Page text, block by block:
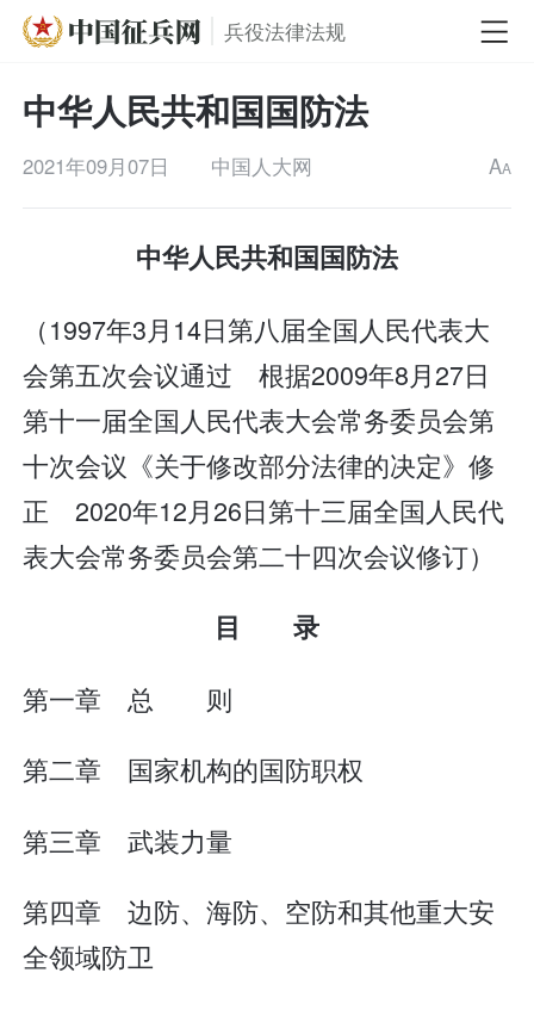
兵役法律法规
中华人民共和国国防法
2021年09月07日 中国人大网 AA
中华人民共和国国防法
（1997年3月14日第八届全国人民代表大
会第五次会议通过 根据2009年8月27日
第十一届全国人民代表大会常务委员会第
十次会议《关于修改部分法律的决定》修
正 2020年12月26日第十三届全国人民代
表大会常务委员会第二十四次会议修订）
目 录
第一章 总 则
第二章 国家机构的国防职权
第三章 武装力量
第四章 边防、海防、空防和其他重大安
全领域防卫